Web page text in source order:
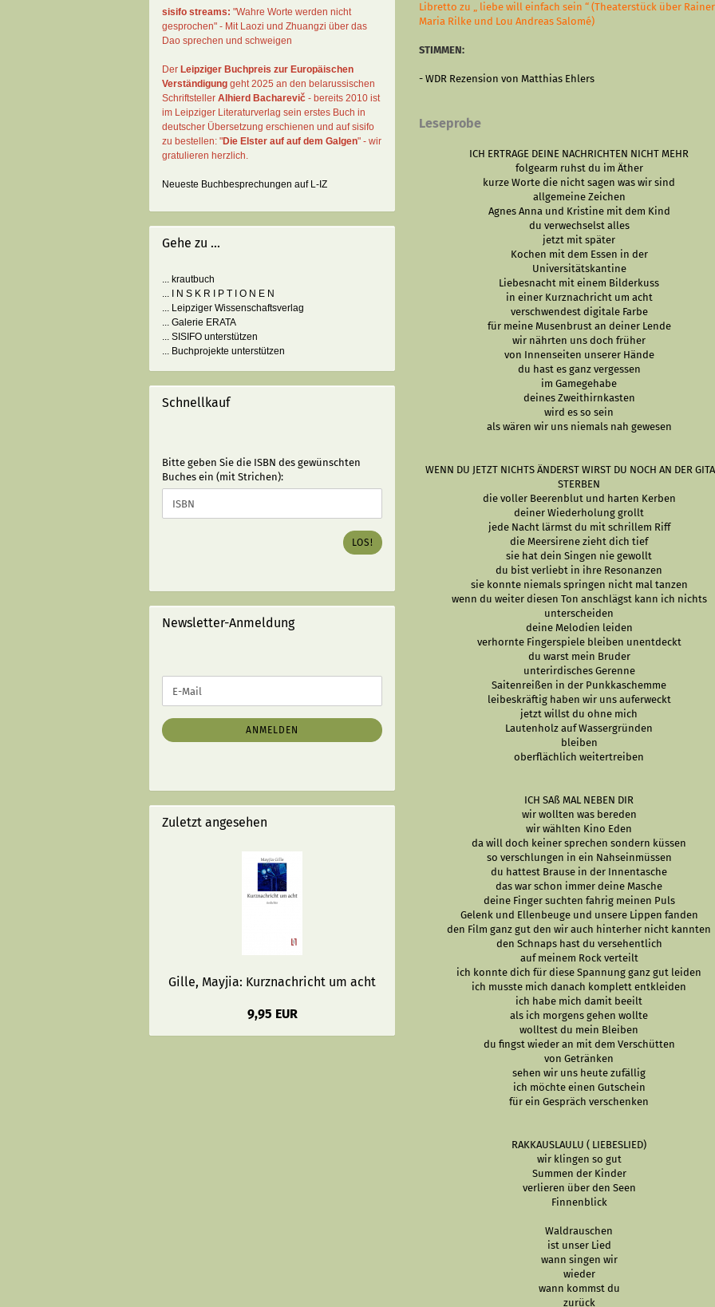
Libretto zu „ liebe will einfach sein “ (Theaterstück über Rainer
Maria Rilke und Lou Andreas Salomé)
STIMMEN:
- WDR Rezension von Matthias Ehlers
Leseprobe
ICH ERTRAGE DEINE NACHRICHTEN NICHT MEHR
folgearm ruhst du im Äther
kurze Worte die nicht sagen was wir sind
allgemeine Zeichen
Agnes Anna und Kristine mit dem Kind
du verwechselst alles
jetzt mit später
Kochen mit dem Essen in der
Universitätskantine
Liebesnacht mit einem Bilderkuss
in einer Kurznachricht um acht
verschwendest digitale Farbe
für meine Musenbrust an deiner Lende
wir nährten uns doch früher
von Innenseiten unserer Hände
du hast es ganz vergessen
im Gamegehabe
deines Zweithirnkasten
wird es so sein
als wären wir uns niemals nah gewesen
WENN DU JETZT NICHTS ÄNDERST WIRST DU NOCH AN DER
STERBEN
die voller Beerenblut und harten Kerben
deiner Wiederholung grollt
jede Nacht lärmst du mit schrillem Riff
die Meersirene zieht dich tief
sie hat dein Singen nie gewollt
du bist verliebt in ihre Resonanzen
sie konnte niemals springen nicht mal tanzen
wenn du weiter diesen Ton anschlägst kann ich nichts
unterscheiden
deine Melodien leiden
verhornte Fingerspiele bleiben unentdeckt
du warst mein Bruder
unterirdisches Gerenne
Saitenreißen in der Punkkaschemme
leibeskräftig haben wir uns auferweckt
jetzt willst du ohne mich
Lautenholz auf Wassergründen
bleiben
oberflächlich weitertreiben
ICH SAß MAL NEBEN DIR
wir wollten was bereden
wir wählten Kino Eden
da will doch keiner sprechen sondern küssen
so verschlungen in ein Nahseinmüssen
du hattest Brause in der Innentasche
das war schon immer deine Masche
deine Finger suchten fahrig meinen Puls
Gelenk und Ellenbeuge und unsere Lippen fanden
den Film ganz gut den wir auch hinterher nicht kannten
den Schnaps hast du versehentlich
auf meinem Rock verteilt
ich konnte dich für diese Spannung ganz gut leiden
ich musste mich danach komplett entkleiden
ich habe mich damit beeilt
als ich morgens gehen wollte
wolltest du mein Bleiben
du fingst wieder an mit dem Verschütten
von Getränken
sehen wir uns heute zufällig
ich möchte einen Gutschein
für ein Gespräch verschenken
RAKKAUSLAULU ( LIEBESLIED)
wir klingen so gut
Summen der Kinder
verlieren über den Seen
Finnenblick
Waldrauschen
ist unser Lied
wann singen wir
wieder
wann kommst du
zurück
sisifo streams: "Wahre Worte werden nicht
gesprochen" - Mit Laozi und Zhuangzi über das
Dao sprechen und schweigen
Der Leipziger Buchpreis zur Europäischen
Verständigung geht 2025 an den belarussischen
Schriftsteller Alhierd Bacharevič - bereits 2010 ist
im Leipziger Literaturverlag sein erstes Buch in
deutscher Übersetzung erschienen und auf sisifo
zu bestellen: "Die Elster auf auf dem Galgen" - wir
gratulieren herzlich.
Neueste Buchbesprechungen auf L-IZ
Gehe zu ...
... krautbuch
... I N S K R I P T I O N E N
... Leipziger Wissenschaftsverlag
... Galerie ERATA
... SISIFO unterstützen
... Buchprojekte unterstützen
Schnellkauf
BITTE
GEBEN
SIE
DIE
ISBN
(MIT
STRICHEN):
Bitte geben Sie die ISBN des gewünschten
Buches ein (mit Strichen):
LOS!
Newsletter-Anmeldung
ZUR
ANMELDUNG
E-
Mail
ANMELDEN
Zuletzt angesehen
Gille, Mayjia: Kurznachricht um acht
9,95 EUR